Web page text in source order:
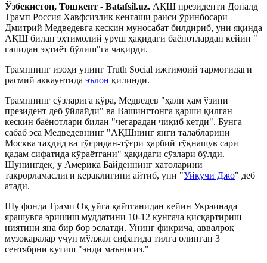
Ўзбекистон, Тошкент - Batafsil.uz. АҚШ президенти Доналд
Трамп Россия Хавфсизлик кенгаши раиси ўринбосари
Дмитрий Медведевга кескин муносабат билдириб, уни яқинда
АҚШ билан эҳтимолий уруш ҳақидаги баёнотлардан кейин "
гапидан эҳтиёт бўлиш"га чақирди.
Трампнинг изоҳи унинг Truth Social ижтимоий тармоғидаги
расмий аккаунтида эълон қилинди.
Трампнинг сўзларига кўра, Медведев "ҳали ҳам ўзини
президент деб ўйлайди" ва Вашингтонга қарши қилган
кескин баёнотлари билан "чегарадан чиқиб кетди". Бунга
сабаб эса Медведевнинг "АҚШнинг янги талабларини
Москва таҳдид ва тўғридан-тўғри ҳарбий тўқнашув сари
қадам сифатида кўраётгани" ҳақидаги сўзлари бўлди.
Шунингдек, у Америка Байденнинг хатоларини
такрорламаслиги кераклигини айтиб, уни "Уйқучи Джо" деб
атади.
Шу фонда Трамп Оқ уйга қайтганидан кейин Украинада
ярашувга эришиш муддатини 10-12 кунгача қисқартириш
ниятини яна бир бор эслатди. Унинг фикрича, аввалроқ
музокаралар учун мўлжал сифатида тилга олинган 3
сентябрни кутиш "энди маъносиз."